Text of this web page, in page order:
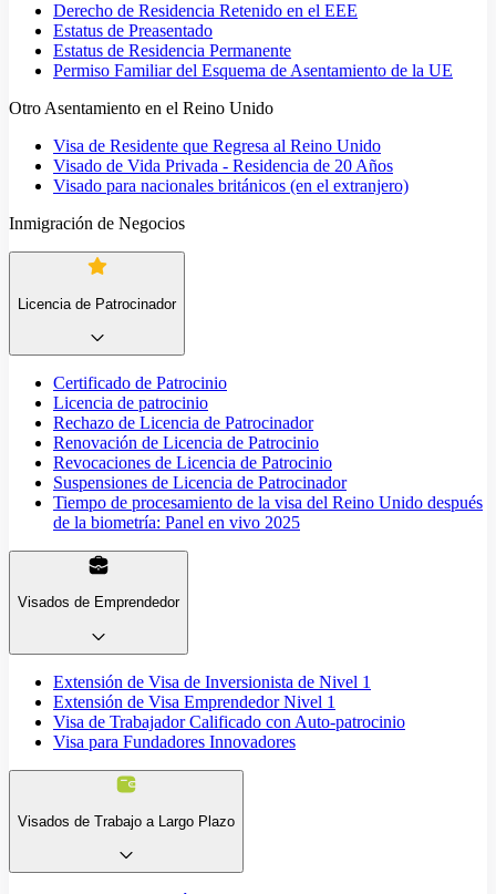
Derecho de Residencia Retenido en el EEE
Estatus de Preasentado
Estatus de Residencia Permanente
Permiso Familiar del Esquema de Asentamiento de la UE
Otro Asentamiento en el Reino Unido
Visa de Residente que Regresa al Reino Unido
Visado de Vida Privada - Residencia de 20 Años
Visado para nacionales británicos (en el extranjero)
Inmigración de Negocios
Licencia de Patrocinador
Certificado de Patrocinio
Licencia de patrocinio
Rechazo de Licencia de Patrocinador
Renovación de Licencia de Patrocinio
Revocaciones de Licencia de Patrocinio
Suspensiones de Licencia de Patrocinador
Tiempo de procesamiento de la visa del Reino Unido después
de la biometría: Panel en vivo 2025
Visados de Emprendedor
Extensión de Visa de Inversionista de Nivel 1
Extensión de Visa Emprendedor Nivel 1
Visa de Trabajador Calificado con Auto-patrocinio
Visa para Fundadores Innovadores
Visados de Trabajo a Largo Plazo